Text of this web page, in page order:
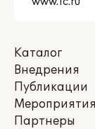
Каталог
Внедрения
Публикации
Мероприятия
Партнеры